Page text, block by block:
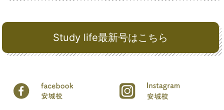
Study life最新号はこちら